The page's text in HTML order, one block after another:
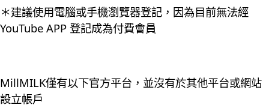
＊建議使用電腦或手機瀏覽器登記，因為目前無法經
YouTube APP 登記成為付費會員
MillMILK僅有以下官方平台，並沒有於其他平台或網站
設立帳戶